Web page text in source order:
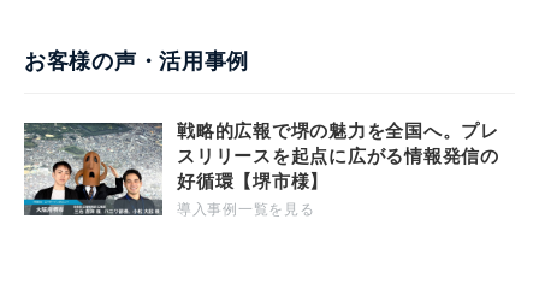
お客様の声・活用事例
戦略的広報で堺の魅力を全国へ。プレ
スリリースを起点に広がる情報発信の
好循環【堺市様】
導入事例一覧を見る